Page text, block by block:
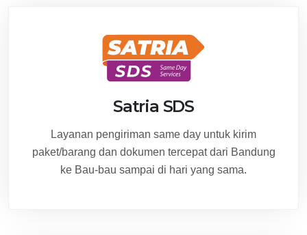
Satria SDS
Layanan pengiriman same day untuk kirim
paket/barang dan dokumen tercepat dari Bandung
ke Bau-bau sampai di hari yang sama.